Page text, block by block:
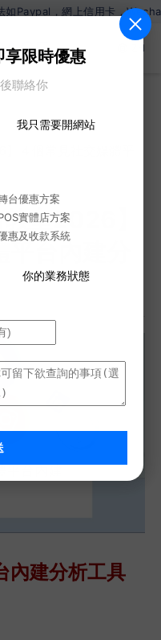
信用卡，Wechat Pay，
ZH
享限時優惠
聯絡你
我只需要開網站
台優惠方案
實體店方案
惠及收款系統
你的業務狀態
】４個常見社交媒體平
教室2026】
內建分析工具